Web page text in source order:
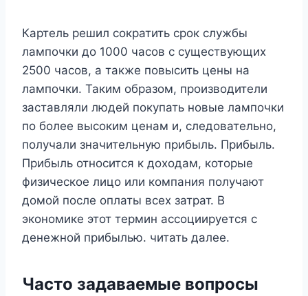
Картель решил сократить срок службы
лампочки до 1000 часов с существующих
2500 часов, а также повысить цены на
лампочки. Таким образом, производители
заставляли людей покупать новые лампочки
по более высоким ценам и, следовательно,
получали значительную прибыль. Прибыль.
Прибыль относится к доходам, которые
физическое лицо или компания получают
домой после оплаты всех затрат. В
экономике этот термин ассоциируется с
денежной прибылью. читать далее.
Часто задаваемые вопросы